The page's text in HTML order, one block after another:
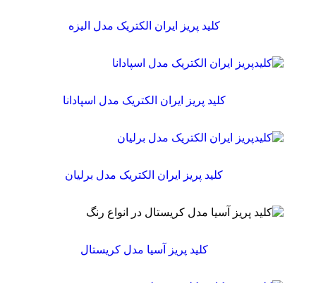
کلید پریز ایران الکتریک مدل الیزه
کلید پریز ایران الکتریک مدل اسپادانا
کلید پریز ایران الکتریک مدل برلیان
کلید پریز آسیا مدل کریستال